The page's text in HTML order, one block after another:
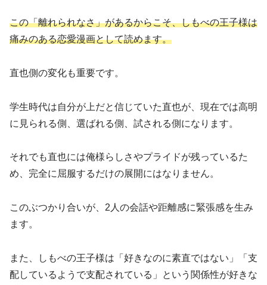
この「離れられなさ」があるからこそ、しもべの王子様は
痛みのある恋愛漫画として読めます。
直也側の変化も重要です。
学生時代は自分が上だと信じていた直也が、現在では高明
に見られる側、選ばれる側、試される側になります。
それでも直也には俺様らしさやプライドが残っているた
め、完全に屈服するだけの展開にはなりません。
このぶつかり合いが、2人の会話や距離感に緊張感を生み
ます。
また、しもべの王子様は「好きなのに素直ではない」「支
配しているようで支配されている」という関係性が好きな